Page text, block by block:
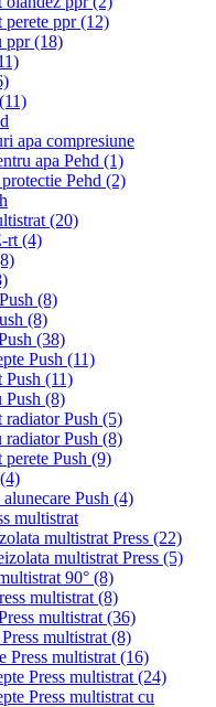
perete ppr(12)
ppr(18)
(11)
apa compresiune
apa Pehd (1)
Pehd (2)
(20)
rt (4)
(8)
(8)
(38)
Push (11)
Push (11)
Push (8)
Push (5)
Push (8)
Push (9)
(4)
Push (4)
multistrat
multistrat Press (22)
multistrat Press (5)
90° (8)
multistrat (8)
multistrat (36)
multistrat (8)
Press multistrat (16)
Press multistrat (24)
Press multistrat cu